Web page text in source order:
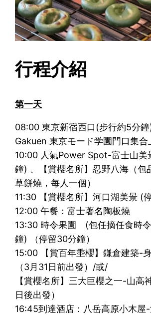
行程介紹
第一天
08:00 東京新宿西口(步行約5分
Gakuen 東京モード学園門口集合
10:00 人氣Power Spot-富士山美
鐘) 、【賞櫻名所】忍野八海（包
草餅燒，每人一個）
11:30 【賞櫻名所】河口湖美景 (
12:00 午餐：富士著名陶板燒
13:30 時令果園 (包任摘任食時
鐘) （停留30分鐘）
15:00 【賞百年埀櫻】鎌倉建築-
（3月31日前出發）/或/
【賞櫻名所】三大巨櫻之一-山高
日後出發）
16:45到達酒店：八岳高原小木屋